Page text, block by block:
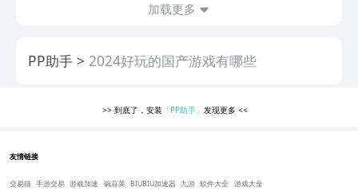
加载更多
PP助手 2024好玩的国产游戏有哪些
>> 到底了，安装 「PP助手」 发现更多<<
友情链接
交易猫 手游交易 游戏加速 豌豆荚 BIUBIU加速器 九游 软件大全 游戏大全